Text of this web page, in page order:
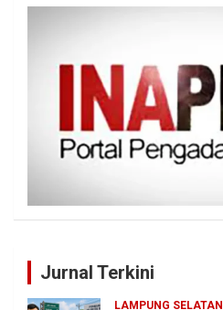
Jurnal Terkini
LAMPUNG SELATAN